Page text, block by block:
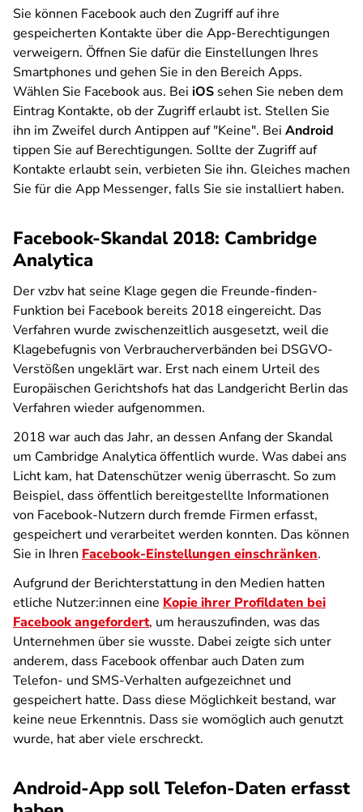
Sie können Facebook auch den Zugriff auf ihre
gespeicherten Kontakte über die App-Berechtigungen
verweigern. Öffnen Sie dafür die Einstellungen Ihres
Smartphones und gehen Sie in den Bereich Apps.
Wählen Sie Facebookaus. Bei iOS sehen Sie neben dem
Eintrag Kontakte, ob der Zugriff erlaubt ist. Stellen Sie
ihn im Zweifel durch Antippen auf "Keine". Bei Android
tippen Sie aufBerechtigungen. Sollte der Zugriff auf
Kontakte erlaubt sein, verbieten Sie ihn. Gleiches machen
Sie für die App Messenger, falls Sie sie installiert haben.
Facebook-Skandal 2018: Cambridge
Analytica
Der vzbv hat seine Klage gegen die Freunde-finden-
Funktion bei Facebook bereits 2018 eingereicht. Das
Verfahren wurde zwischenzeitlich ausgesetzt, weil die
Klagebefugnis von Verbraucherverbänden bei DSGVO-
Verstößen ungeklärt war. Erst nach einem Urteil des
Europäischen Gerichtshofs hat das Landgericht Berlin das
Verfahren wieder aufgenommen.
2018 war auch das Jahr, an dessen Anfang der Skandal
um Cambridge Analytica öffentlich wurde. Was dabei ans
Licht kam, hat Datenschützer wenig überrascht. So zum
Beispiel, dass öffentlich bereitgestellte Informationen
von Facebook-Nutzern durch fremde Firmen erfasst,
gespeichert und verarbeitet werden konnten. Das können
Sie in Ihren Facebook-Einstellungen einschränken.
Aufgrund der Berichterstattung in den Medien hatten
etliche Nutzer:innen eine Kopie ihrer Profildaten bei
Facebook angefordert, um herauszufinden, was das
Unternehmen über sie wusste. Dabei zeigte sich unter
anderem, dass Facebook offenbar auch Daten zum
Telefon- und SMS-Verhalten aufgezeichnet und
gespeichert hatte. Dass diese Möglichkeit bestand, war
keine neue Erkenntnis. Dass sie womöglich auch genutzt
wurde, hat aber viele erschreckt.
Android-App soll Telefon-Daten erfasst